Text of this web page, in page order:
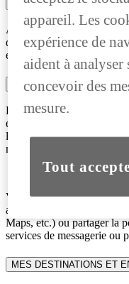
COACHING SUR LA
Apprenez à tirer le meilleur
des conseils de coaching
efficace afin de prolonger
RETROUVER MA VOITURE
L'application Lexus Link+
emplacement de votre
les données de
moment où vous avez
Vous pouvez être guidé
applications de carte/
Maps, etc.) ou partager la
services de messagerie ou
MES DESTINATIONS ET
appareil. Les
expérience de
aident à
concevoir des
mesure.
Tout